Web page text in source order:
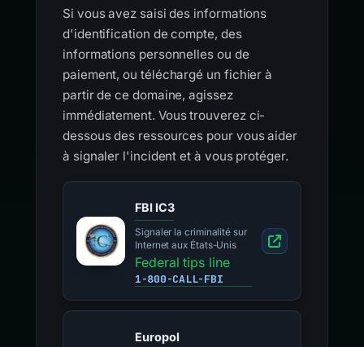
Si vous avez saisi des informations
d'identification de compte, des
informations personnelles ou de
paiement, ou téléchargé un fichier à
partir de ce domaine, agissez
immédiatement. Vous trouverez ci-
dessous des ressources pour vous aider
à signaler l'incident et à vous protéger.
FBI IC3
Signaler la criminalité sur
Internet aux États-Unis
Federal tips line
1-800-CALL-FBI
Europol